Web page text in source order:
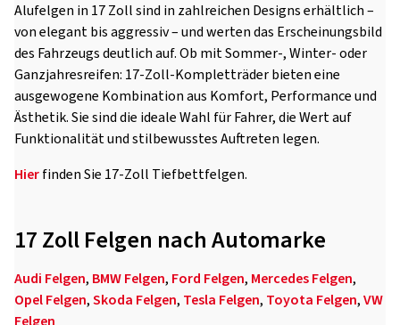
Alufelgen in 17 Zoll sind in zahlreichen Designs erhältlich –
von elegant bis aggressiv – und werten das Erscheinungsbild
des Fahrzeugs deutlich auf. Ob mit Sommer-, Winter- oder
Ganzjahresreifen: 17-Zoll-Kompletträder bieten eine
ausgewogene Kombination aus Komfort, Performance und
Ästhetik. Sie sind die ideale Wahl für Fahrer, die Wert auf
Funktionalität und stilbewusstes Auftreten legen.
Hierfinden Sie 17-Zoll Tiefbettfelgen.
17 Zoll Felgen nach Automarke
Audi Felgen, BMW Felgen, Ford Felgen, Mercedes Felgen,
Opel Felgen,Skoda Felgen, Tesla Felgen, Toyota Felgen,VW